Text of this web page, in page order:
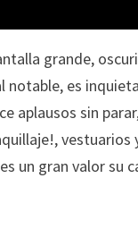
grande,
notable, es
aplausos sin
vestuarios
un gran valor su